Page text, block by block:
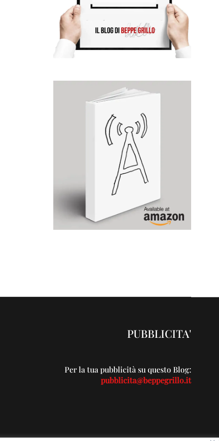
PUBBLICITA'
Per la tua pubblicità su questo Blog:
pubblicita@beppegrillo.it